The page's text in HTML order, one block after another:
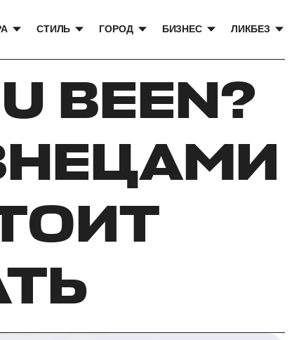
СТИЛЬ ГОРОД БИЗНЕС ЛИКБЕЗ
BEEN?